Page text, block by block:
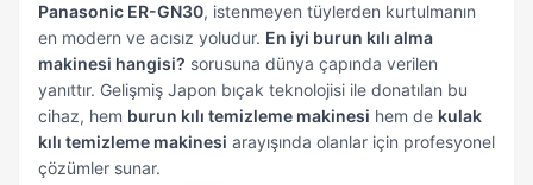
Panasonic ER-GN30, istenmeyen tüylerden kurtulmanın
en modern ve acısız yoludur. En iyi burun kılı alma
makinesi hangisi? sorusuna dünya çapında verilen
yanıttır. Gelişmiş Japon bıçak teknolojisi ile donatılan bu
cihaz, hem burun kılı temizleme makinesi hem de kulak
kılı temizleme makinesi arayışında olanlar için profesyonel
çözümler sunar.